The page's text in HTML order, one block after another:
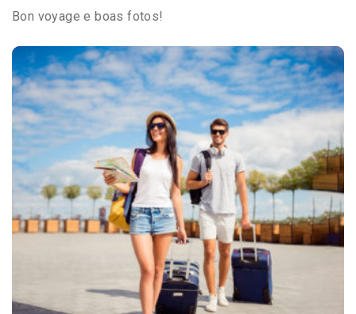
Bon voyage e boas fotos!